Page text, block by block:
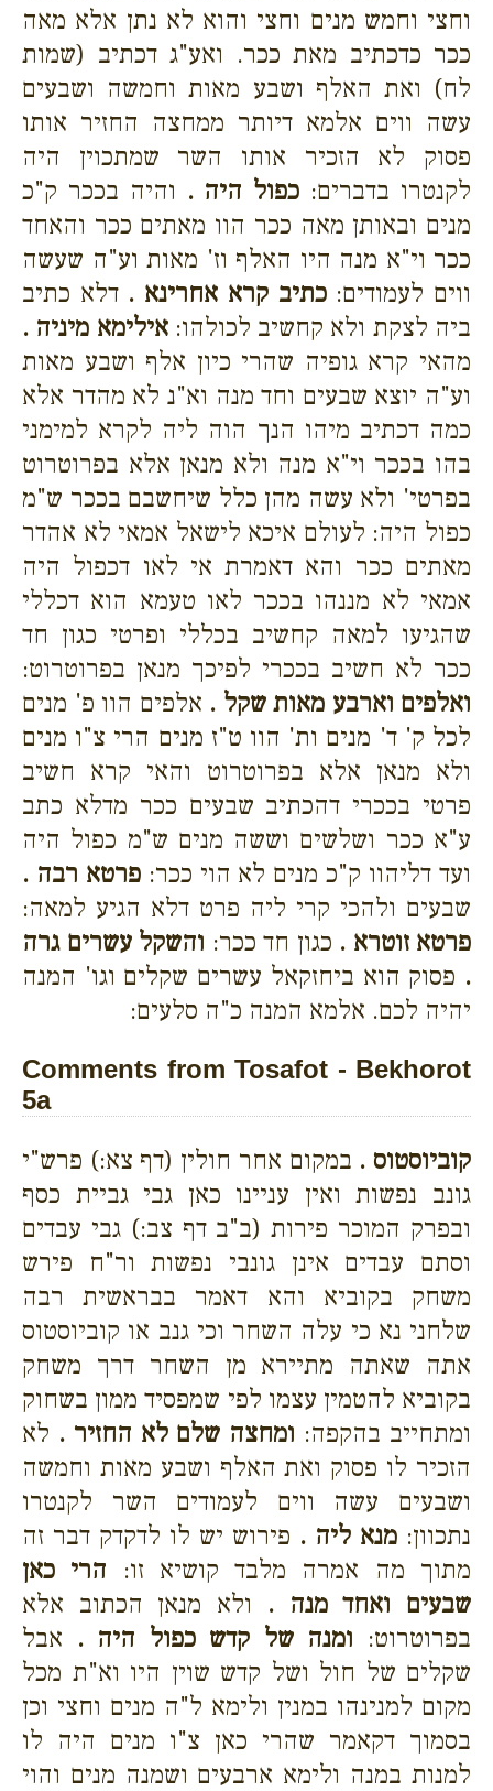
וחצי וחמש מנים וחצי והוא לא נתן אלא מאה
ככר כדכתיב מאת ככר. ואע"ג דכתיב (שמות
לח) ואת האלף ושבע מאות וחמשה ושבעים
עשה ווים אלמא דיותר ממחצה החזיר אותו
פסוק לא הזכיר אותו השר שמתכוין היה
לקנטרו בדברים: כפול היה . והיה בככר ק"כ
מנים ובאותן מאה ככר הוו מאתים ככר והאחד
ככר וי"א מנה היו האלף וז' מאות וע"ה שעשה
ווים לעמודים:כתיב קרא אחרינא . דלא כתיב
ביה לצקת ולא קחשיב לכולהו:אילימא מיניה .
מהאי קרא גופיה שהרי כיון אלף ושבע מאות
וע"ה יוצא שבעים וחד מנה וא"נ לא מהדר אלא
כמה דכתיב מיהו הנך הוה ליה לקרא למימני
בהו בככר וי"א מנה ולא מנאן אלא בפרוטרוט
בפרטי' ולא עשה מהן כלל שיחשבם בככר ש"מ
כפול היה: לעולם איכא לישאל אמאי לא אהדר
מאתים ככר והא דאמרת אי לאו דכפול היה
אמאי לא מננהו בככר לאו טעמא הוא דכללי
שהגיעו למאה קחשיב בכללי ופרטי כגון חד
ככר לא חשיב בככרי לפיכך מנאן בפרוטרוט:
ואלפים וארבע מאות שקל . אלפים הוו פ' מנים
לכל ק' ד' מנים ות' הוו ט"ז מנים הרי צ"ו מנים
ולא מנאן אלא בפרוטרוט והאי קרא חשיב
פרטי בככרי דהכתיב שבעים ככר מדלא כתב
ע"א ככר ושלשים וששה מנים ש"מ כפול היה
ועד דליהוו ק"כ מנים לא הוי ככר:פרטא רבה .
שבעים ולהכי קרי ליה פרט דלא הגיע למאה:
פרטא זוטרא . כגון חד ככר: והשקל עשרים גרה
. פסוק הוא ביחזקאל עשרים שקלים וגו' המנה
יהיה לכם. אלמא המנה כ"ה סלעים:
Comments from Tosafot - Bekhorot
5a
קוביוסטוס . במקום אחר חולין (דף צא:) פרש"י
גונב נפשות ואין עניינו כאן גבי גביית כסף
ובפרק המוכר פירות (ב"ב דף צב:) גבי עבדים
וסתם עבדים אינן גונבי נפשות ור"ח פירש
משחק בקוביא והא דאמר בבראשית רבה
שלחני נא כי עלה השחר וכי גנב או קוביוסטוס
אתה שאתה מתיירא מן השחר דרך משחק
בקוביא להטמין עצמו לפי שמפסיד ממון בשחוק
ומתחייב בהקפה: ומחצה שלם לא החזיר . לא
הזכיר לו פסוק ואת האלף ושבע מאות וחמשה
ושבעים עשה ווים לעמודים השר לקנטרו
נתכוון: מנא ליה . פירוש יש לו לדקדק דבר זה
מתוך מה אמרה מלבד קושיא זו: הרי כאן
שבעים ואחד מנה . ולא מנאן הכתוב אלא
בפרוטרוט: ומנה של קדש כפול היה . אבל
שקלים של חול ושל קדש שוין היו וא"ת מכל
מקום למנינהו במנין ולימא ל"ה מנים וחצי וכן
בסמוך דקאמר שהרי כאן צ"ו מנים היה לו
למנות במנה ולימא ארבעים ושמנה מנים והוי